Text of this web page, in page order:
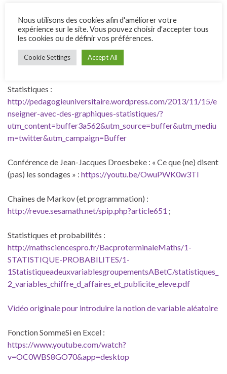
Informations statistiques françaises diverses :
http://www.ined.fr/
Bonbons et statistiques :https://www.youtube.com/watch?
feature=youtu.be&v=vgTr7_a4bjk&app=desktop
Statistiques :
http://pedagogieuniversitaire.wordpress.com/2013/11/15/e
nseigner-avec-des-graphiques-statistiques/?
utm_content=buffer3a562&utm_source=buffer&utm_mediu
m=twitter&utm_campaign=Buffer
Conférence de Jean-Jacques Droesbeke : « Ce que (ne) disent
(pas) les sondages » : https://youtu.be/OwuPWK0w3TI
Chaînes de Markov (et programmation) :
http://revue.sesamath.net/spip.php?article651 ;
Statistiques et probabilités :
http://mathsciencespro.fr/BacproterminaleMaths/1-
STATISTIQUE-PROBABILITES/1-
1StatistiqueadeuxvariablesgroupementsABetC/statistiques_
2_variables_chiffre_d_affaires_et_publicite_eleve.pdf
Vidéo originale pour introduire la notion de variable aléatoire
Fonction SommeSi en Excel :
https://www.youtube.com/watch?
v=OC0WBS8GO70&app=desktop
Nous utilisons des cookies afin d'améliorer votre
expérience sur le site. Vous pouvez choisir d'accepter tous
les cookies ou de définir vos préférences.
Cookie Settings Accept All